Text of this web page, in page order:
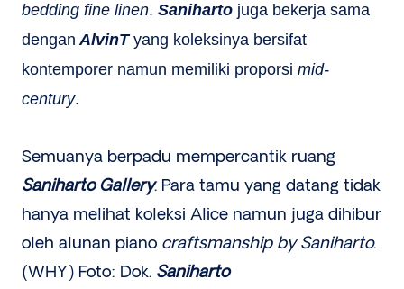
bedding fine linen. Saniharto juga bekerja sama
dengan AlvinTyang koleksinya bersifat
kontemporer namun memiliki proporsi mid-
century.
Semuanya berpadu mempercantik ruang
Saniharto Gallery. Para tamu yang datang tidak
hanya melihat koleksi Alice namun juga dihibur
oleh alunan piano craftsmanship by Saniharto.
(WHY) Foto: Dok. Saniharto